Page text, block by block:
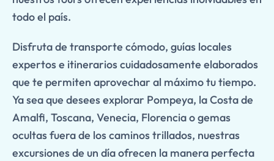
todo el país.
Disfruta de transporte cómodo, guías locales
expertos e itinerarios cuidadosamente elaborados
que te permiten aprovechar al máximo tu tiempo.
Ya sea que desees explorar Pompeya, la Costa de
Amalfi, Toscana, Venecia, Florencia o gemas
ocultas fuera de los caminos trillados, nuestras
excursiones de un día ofrecen la manera perfecta